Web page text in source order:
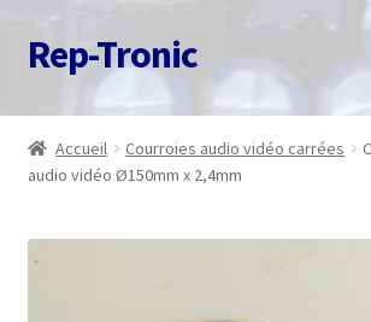
Aller
à
navigation
Aller
au
Rep-Tronic
Accueil
A propos
Articles
Accueil Courroies audio vidéo carrées
audio vidéo Ø150mm x 2,4mm